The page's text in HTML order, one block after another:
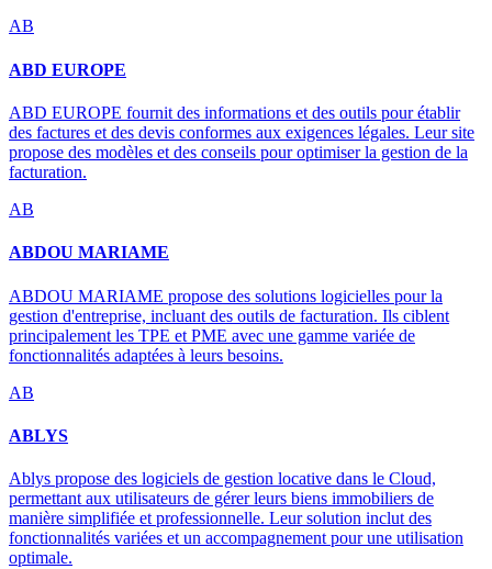
AB
ABD EUROPE
ABD EUROPE fournit des informations et des outils pour établir
des factures et des devis conformes aux exigences légales. Leur site
propose des modèles et des conseils pour optimiser la gestion de la
facturation.
AB
ABDOU MARIAME
ABDOU MARIAME propose des solutions logicielles pour la
gestion d'entreprise, incluant des outils de facturation. Ils ciblent
principalement les TPE et PME avec une gamme variée de
fonctionnalités adaptées à leurs besoins.
AB
ABLYS
Ablys propose des logiciels de gestion locative dans le Cloud,
permettant aux utilisateurs de gérer leurs biens immobiliers de
manière simplifiée et professionnelle. Leur solution inclut des
fonctionnalités variées et un accompagnement pour une utilisation
optimale.